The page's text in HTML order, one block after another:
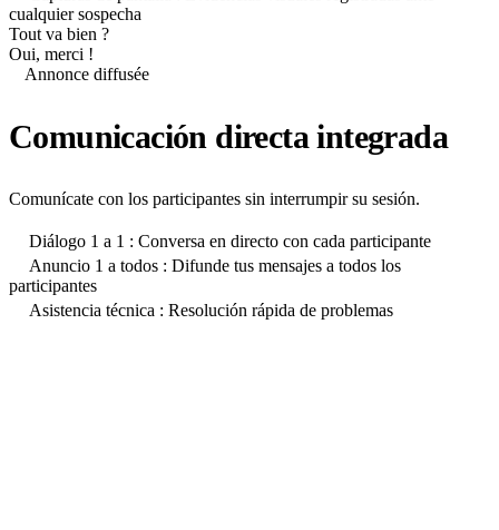
cualquier sospecha
Tout va bien ?
Oui, merci !
Annonce diffusée
Comunicación directa integrada
Comunícate con los participantes sin interrumpir su sesión.
Diálogo 1 a 1 : Conversa en directo con cada participante
Anuncio 1 a todos : Difunde tus mensajes a todos los
participantes
Asistencia técnica : Resolución rápida de problemas